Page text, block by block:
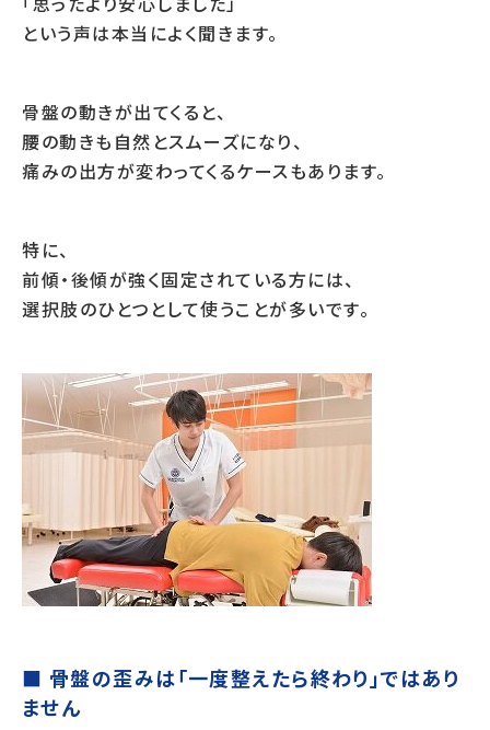
という声は本当によく聞きます。
骨盤の動きが出てくると、
腰の動きも自然とスムーズになり、
痛みの出方が変わってくるケースもあります。
特に、
前傾・後傾が強く固定されている方には、
選択肢のひとつとして使うことが多いです。
■ 骨盤の歪みは「一度整えたら終わり」ではあり
ません